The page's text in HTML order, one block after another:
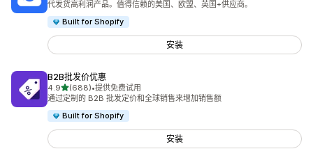
代发货高利润产品。值得信赖的美国、欧盟、英国+供应商。
Built for Shopify
安装
B2B批发价优惠
4.9星（满分 5 星）
(688)
总共 688 条评论
•提供免费试用
通过定制的 B2B 批发定价和全球销售来增加销售额
Built for Shopify
安装